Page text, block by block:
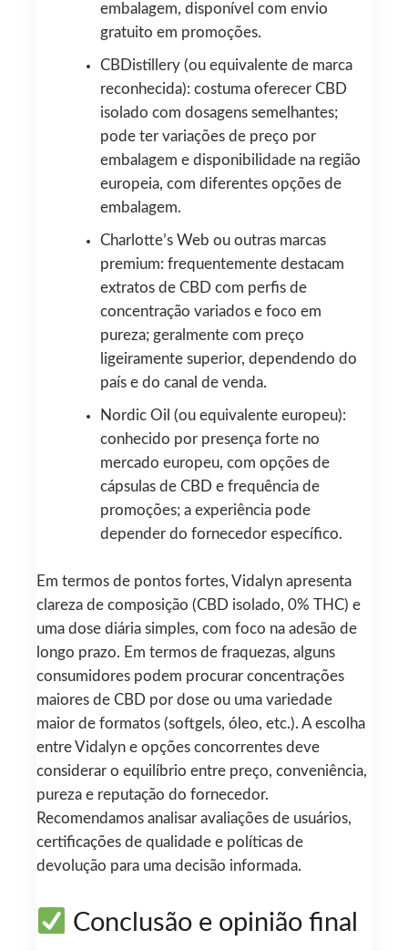
embalagem, disponível com envio
gratuito em promoções.
CBDistillery (ou equivalente de marca
reconhecida): costuma oferecer CBD
isolado com dosagens semelhantes;
pode ter variações de preço por
embalagem e disponibilidade na região
europeia, com diferentes opções de
embalagem.
Charlotte’s Web ou outras marcas
premium: frequentemente destacam
extratos de CBD com perfis de
concentração variados e foco em
pureza; geralmente com preço
ligeiramente superior, dependendo do
país e do canal de venda.
Nordic Oil (ou equivalente europeu):
conhecido por presença forte no
mercado europeu, com opções de
cápsulas de CBD e frequência de
promoções; a experiência pode
depender do fornecedor específico.
Em termos de pontos fortes, Vidalyn apresenta
clareza de composição (CBD isolado, 0% THC) e
uma dose diária simples, com foco na adesão de
longo prazo. Em termos de fraquezas, alguns
consumidores podem procurar concentrações
maiores de CBD por dose ou uma variedade
maior de formatos (softgels, óleo, etc.). A escolha
entre Vidalyn e opções concorrentes deve
considerar o equilíbrio entre preço, conveniência,
pureza e reputação do fornecedor.
Recomendamos analisar avaliações de usuários,
certificações de qualidade e políticas de
devolução para uma decisão informada.
Conclusão e opinião final